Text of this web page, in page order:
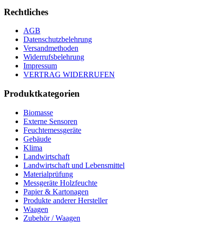
Rechtliches
AGB
Datenschutzbelehrung
Versandmethoden
Widerrufsbelehrung
Impressum
VERTRAG WIDERRUFEN
Produktkategorien
Biomasse
Externe Sensoren
Feuchtemessgeräte
Gebäude
Klima
Landwirtschaft
Landwirtschaft und Lebensmittel
Materialprüfung
Messgeräte Holzfeuchte
Papier & Kartonagen
Produkte anderer Hersteller
Waagen
Zubehör / Waagen